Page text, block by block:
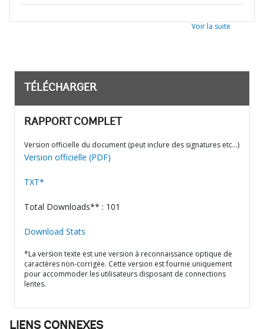
Voir la suite
TÉLÉCHARGER
RAPPORT COMPLET
Version officielle du document (peut inclure des signatures etc…)
Version officielle (PDF)
TXT*
Total Downloads** : 101
Download Stats
*La version texte est une version à reconnaissance optique de
caractères non-corrigée. Cette version est fournie uniquement
pour accommoder les utilisateurs disposant de connections
lentes.
LIENS CONNEXES